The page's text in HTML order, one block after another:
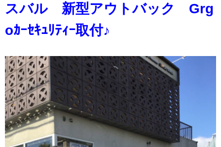
スバル 新型アウトバック Grg
oｶｰｾｷｭﾘﾃｨｰ取付♪